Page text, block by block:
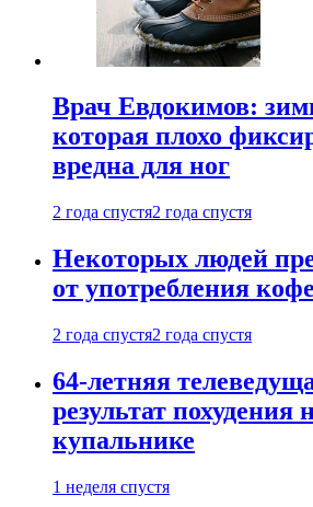
Врач Евдокимов:
которая плохо
вредна для ног
2 года спустя2 года спустя
Некоторых людей
от употребления кофе
2 года спустя2 года спустя
64-летняя
результат похудения
купальнике
1 неделя спустя